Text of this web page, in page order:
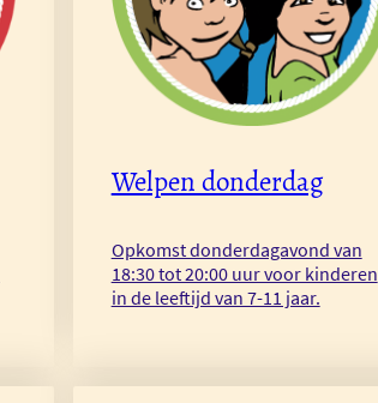
Welpen donderdag
Opkomst donderdagavond van
18:30 tot 20:00 uur voor kinderen
in de leeftijd van 7-11 jaar.